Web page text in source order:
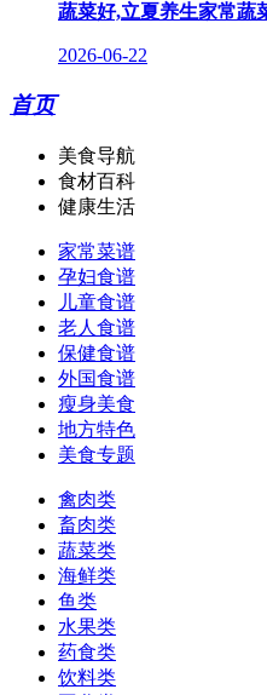
蔬菜好,立夏养生家常蔬
2026-06-22
首页
美食导航
食材百科
健康生活
家常菜谱
孕妇食谱
儿童食谱
老人食谱
保健食谱
外国食谱
瘦身美食
地方特色
美食专题
禽肉类
畜肉类
蔬菜类
海鲜类
鱼类
水果类
药食类
饮料类